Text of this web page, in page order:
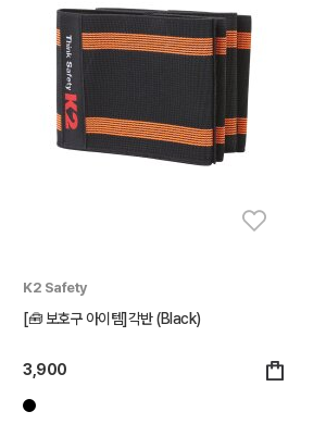
K2 Safety
[🧰 보호구 아이템]각반 (Black)
3,900